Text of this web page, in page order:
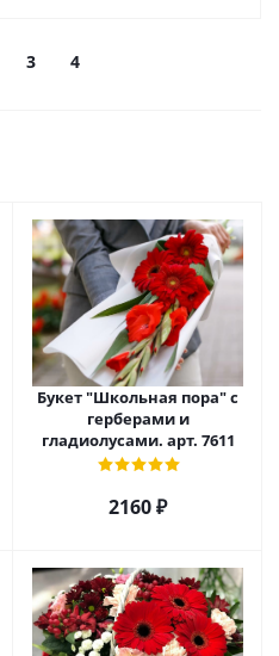
3 4
Букет "Школьная пора" с
герберами и
гладиолусами. арт. 7611
2160 ₽